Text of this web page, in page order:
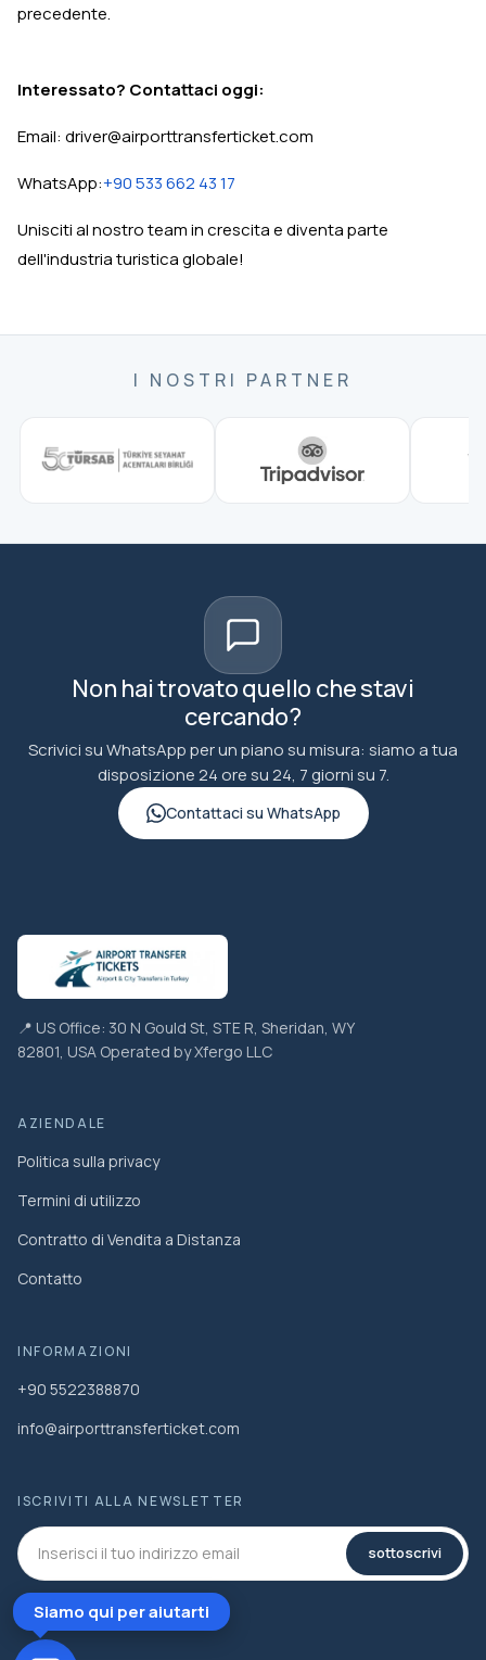
precedente.
Interessato? Contattaci oggi:
Email: driver@airporttransferticket.com
WhatsApp:+90 533 662 43 17
Unisciti al nostro team in crescita e diventa parte
dell'industria turistica globale!
I NOSTRI PARTNER
Non hai trovato quello che stavi
cercando?
Scrivici su WhatsApp per un piano su misura: siamo a tua
disposizione 24 ore su 24, 7 giorni su 7.
Contattaci su WhatsApp
📍 US Office: 30 N Gould St, STE R, Sheridan, WY
82801, USA Operated by Xfergo LLC
AZIENDALE
Politica sulla privacy
Termini di utilizzo
Contratto di Vendita a Distanza
Contatto
INFORMAZIONI
+90 5522388870
info@airporttransferticket.com
ISCRIVITI ALLA NEWSLETTER
sottoscrivi
Siamo qui per aiutarti